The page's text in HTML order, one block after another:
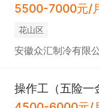
5500-7000元/
花山区
安徽众汇制冷有限
操作工（五险一